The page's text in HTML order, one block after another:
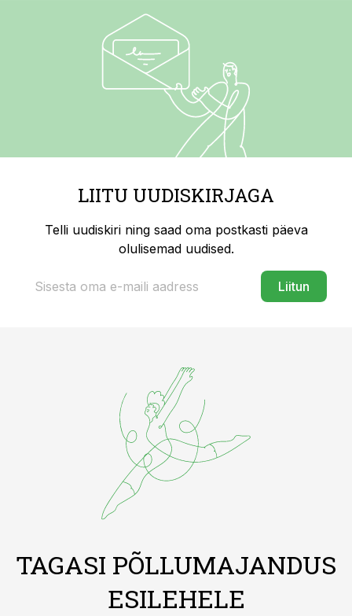
LIITU UUDISKIRJAGA
Telli uudiskiri ning saad oma postkasti päeva
olulisemad uudised.
Liitun
TAGASI PÕLLUMAJANDUS
ESILEHELE